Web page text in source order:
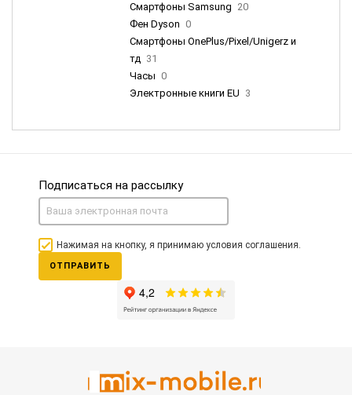
Смартфоны Samsung 20
Фен Dyson 0
Смартфоны OnePlus/Pixel/Unigerz и
тд 31
Часы 0
Электронные книги EU 3
Подписаться на рассылку
Нажимая на кнопку, я принимаю условия соглашения.
ОТПРАВИТЬ